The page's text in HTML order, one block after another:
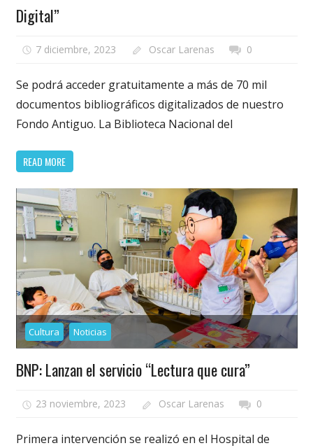
Digital”
7 diciembre, 2023 Oscar Larenas 0
Se podrá acceder gratuitamente a más de 70 mil
documentos bibliográficos digitalizados de nuestro
Fondo Antiguo. La Biblioteca Nacional del
READ MORE
Cultura Noticias
BNP: Lanzan el servicio “Lectura que cura”
23 noviembre, 2023 Oscar Larenas 0
Primera intervención se realizó en el Hospital de